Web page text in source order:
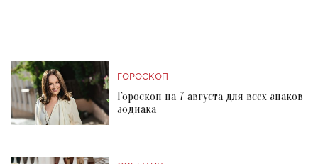
ГОРОСКОП
Гороскоп на 7 августа для всех знаков
зодиака